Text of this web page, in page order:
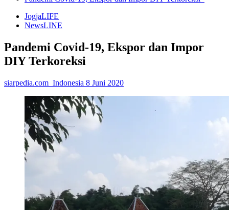
JogjaLIFE
NewsLINE
Pandemi Covid-19, Ekspor dan Impor
DIY Terkoreksi
siarpedia.com_Indonesia 8 Juni 2020